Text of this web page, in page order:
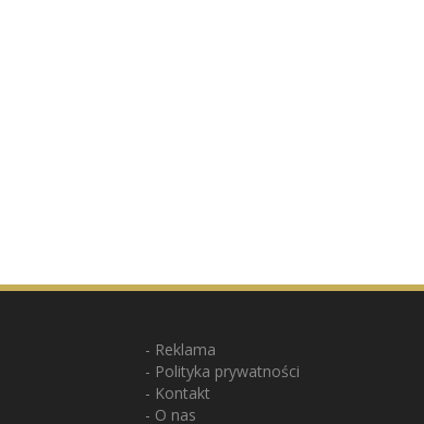
Reklama
Polityka prywatności
Kontakt
O nas